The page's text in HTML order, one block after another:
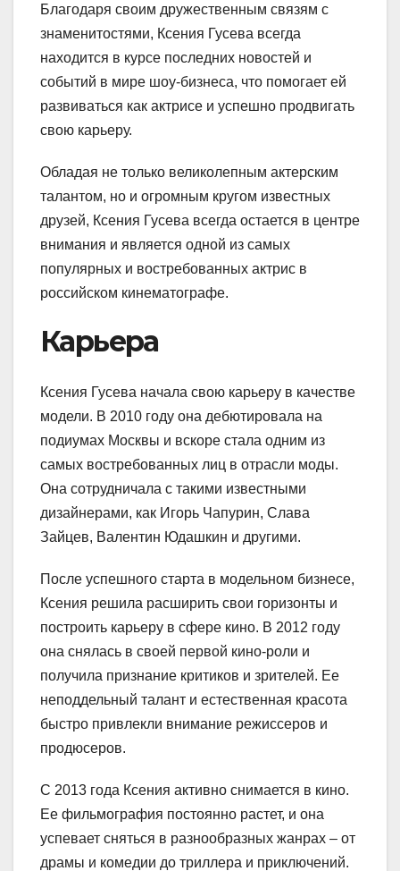
Благодаря своим дружественным связям с
знаменитостями, Ксения Гусева всегда
находится в курсе последних новостей и
событий в мире шоу-бизнеса, что помогает ей
развиваться как актрисе и успешно продвигать
свою карьеру.
Обладая не только великолепным актерским
талантом, но и огромным кругом известных
друзей, Ксения Гусева всегда остается в центре
внимания и является одной из самых
популярных и востребованных актрис в
российском кинематографе.
Карьера
Ксения Гусева начала свою карьеру в качестве
модели. В 2010 году она дебютировала на
подиумах Москвы и вскоре стала одним из
самых востребованных лиц в отрасли моды.
Она сотрудничала с такими известными
дизайнерами, как Игорь Чапурин, Слава
Зайцев, Валентин Юдашкин и другими.
После успешного старта в модельном бизнесе,
Ксения решила расширить свои горизонты и
построить карьеру в сфере кино. В 2012 году
она снялась в своей первой кино-роли и
получила признание критиков и зрителей. Ее
неподдельный талант и естественная красота
быстро привлекли внимание режиссеров и
продюсеров.
С 2013 года Ксения активно снимается в кино.
Ее фильмография постоянно растет, и она
успевает сняться в разнообразных жанрах – от
драмы и комедии до триллера и приключений.